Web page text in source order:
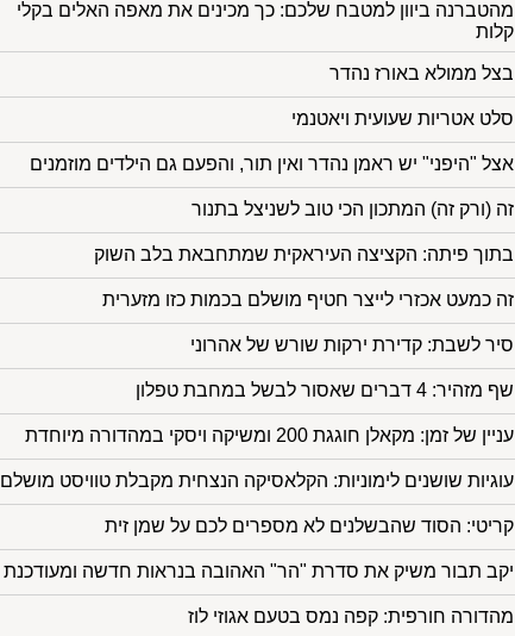
מהטברנה ביוון למטבח שלכם: כך מכינים את מאפה האלים בקלי
קלות
בצל ממולא באורז נהדר
סלט אטריות שעועית ויאטנמי
אצל "היפני" יש ראמן נהדר ואין תור, והפעם גם הילדים מוזמנים
זה (ורק זה) המתכון הכי טוב לשניצל בתנור
בתוך פיתה: הקציצה העיראקית שמתחבאת בלב השוק
זה כמעט אכזרי לייצר חטיף מושלם בכמות כזו מזערית
סיר לשבת: קדירת ירקות שורש של אהרוני
שף מזהיר: 4 דברים שאסור לבשל במחבת טפלון
עניין של זמן: מקאלן חוגגת 200 ומשיקה ויסקי במהדורה מיוחדת
עוגיות שושנים לימוניות: הקלאסיקה הנצחית מקבלת טוויסט מושלם
קריטי: הסוד שהבשלנים לא מספרים לכם על שמן זית
יקב תבור משיק את סדרת "הר" האהובה בנראות חדשה ומעודכנת
מהדורה חורפית: קפה נמס בטעם אגוזי לוז